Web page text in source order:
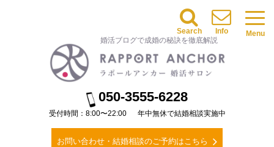
婚活ブログで成婚の秘訣を徹底解説
050-3555-6228
受付時間：8:00〜22:00 年中無休で結婚相談実施中
お問い合わせ・結婚相談のご予約はこちら
Menu
Info
Search